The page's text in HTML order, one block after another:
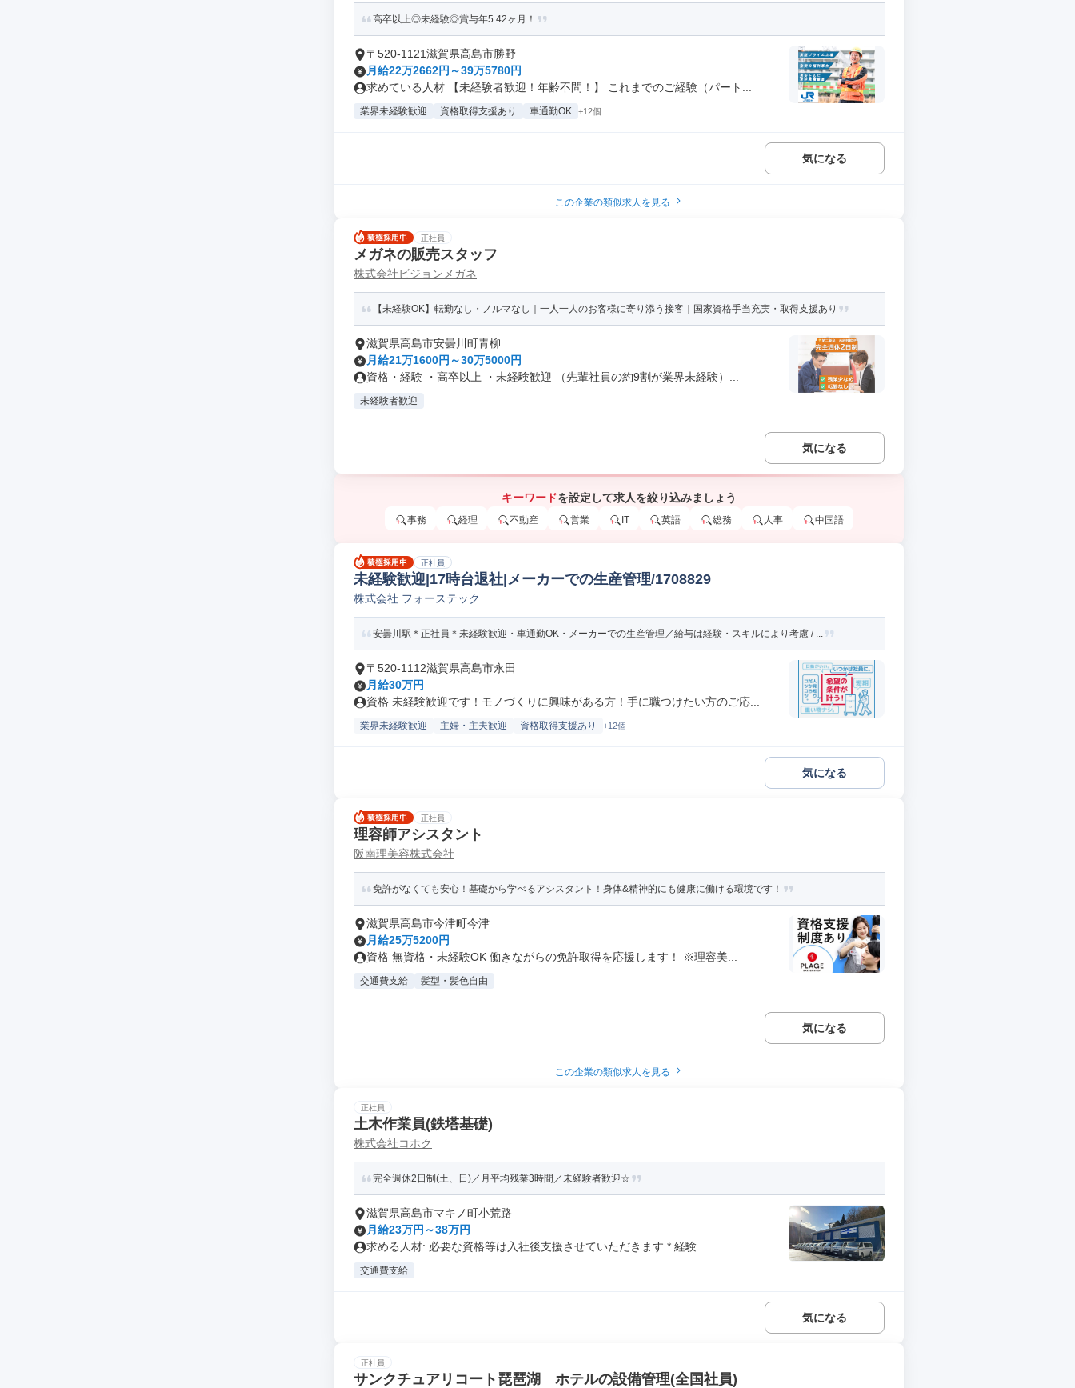
高卒以上◎未経験◎賞与年5.42ヶ月！
〒520-1121滋賀県高島市勝野
月給22万2662円～39万5780円
求めている人材 【未経験者歓迎！年齢不問！】 これまでのご経験（パート...
業界未経験歓迎 資格取得支援あり 車通勤OK +12個
気になる
この企業の類似求人を見る
正社員
メガネの販売スタッフ
株式会社ビジョンメガネ
【未経験OK】転勤なし・ノルマなし｜一人一人のお客様に寄り添う接客｜国家資格手当充実・取得支援あり
滋賀県高島市安曇川町青柳
月給21万1600円～30万5000円
資格・経験 ・高卒以上 ・未経験歓迎 （先輩社員の約9割が業界未経験）...
未経験者歓迎
気になる
キーワードを設定して求人を絞り込みましょう
事務 経理 不動産 営業 IT 英語 総務 人事 中国語
正社員
未経験歓迎|17時台退社|メーカーでの生産管理/1708829
株式会社 フォーステック
安曇川駅＊正社員＊未経験歓迎・車通勤OK・メーカーでの生産管理／給与は経験・スキルにより考慮 / ...
〒520-1112滋賀県高島市永田
月給30万円
資格 未経験歓迎です！モノづくりに興味がある方！手に職つけたい方のご応...
業界未経験歓迎 主婦・主夫歓迎 資格取得支援あり +12個
気になる
正社員
理容師アシスタント
阪南理美容株式会社
免許がなくても安心！基礎から学べるアシスタント！身体&精神的にも健康に働ける環境です！
滋賀県高島市今津町今津
月給25万5200円
資格 無資格・未経験OK 働きながらの免許取得を応援します！ ※理容美...
交通費支給 髪型・髪色自由
気になる
この企業の類似求人を見る
正社員
土木作業員(鉄塔基礎)
株式会社コホク
完全週休2日制(土、日)／月平均残業3時間／未経験者歓迎☆
滋賀県高島市マキノ町小荒路
月給23万円～38万円
求める人材: 必要な資格等は入社後支援させていただきます * 経験...
交通費支給
気になる
正社員
サンクチュアリコート琵琶湖 ホテルの設備管理(全国社員)